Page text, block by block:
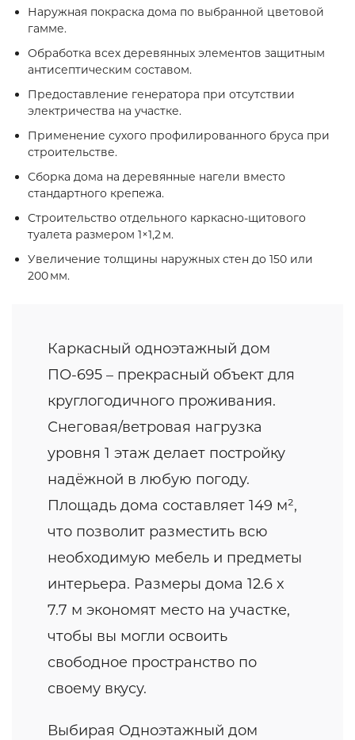
Наружная покраска дома по выбранной цветовой
гамме.
Обработка всех деревянных элементов защитным
антисептическим составом.
Предоставление генератора при отсутствии
электричества на участке.
Применение сухого профилированного бруса при
строительстве.
Сборка дома на деревянные нагели вместо
стандартного крепежа.
Строительство отдельного каркасно‑щитового
туалета размером 1×1,2 м.
Увеличение толщины наружных стен до 150 или
200 мм.
Каркасный одноэтажный дом
ПО-695 – прекрасный объект для
круглогодичного проживания.
Снеговая/ветровая нагрузка
уровня 1 этаж делает постройку
надёжной в любую погоду.
Площадь дома составляет 149 м²,
что позволит разместить всю
необходимую мебель и предметы
интерьера. Размеры дома 12.6 x
7.7 м экономят место на участке,
чтобы вы могли освоить
свободное пространство по
своему вкусу.
Выбирая Одноэтажный дом